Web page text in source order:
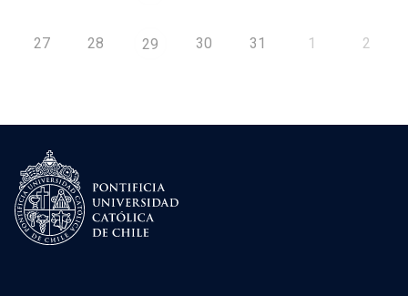
27 28 29 30 31 1 2